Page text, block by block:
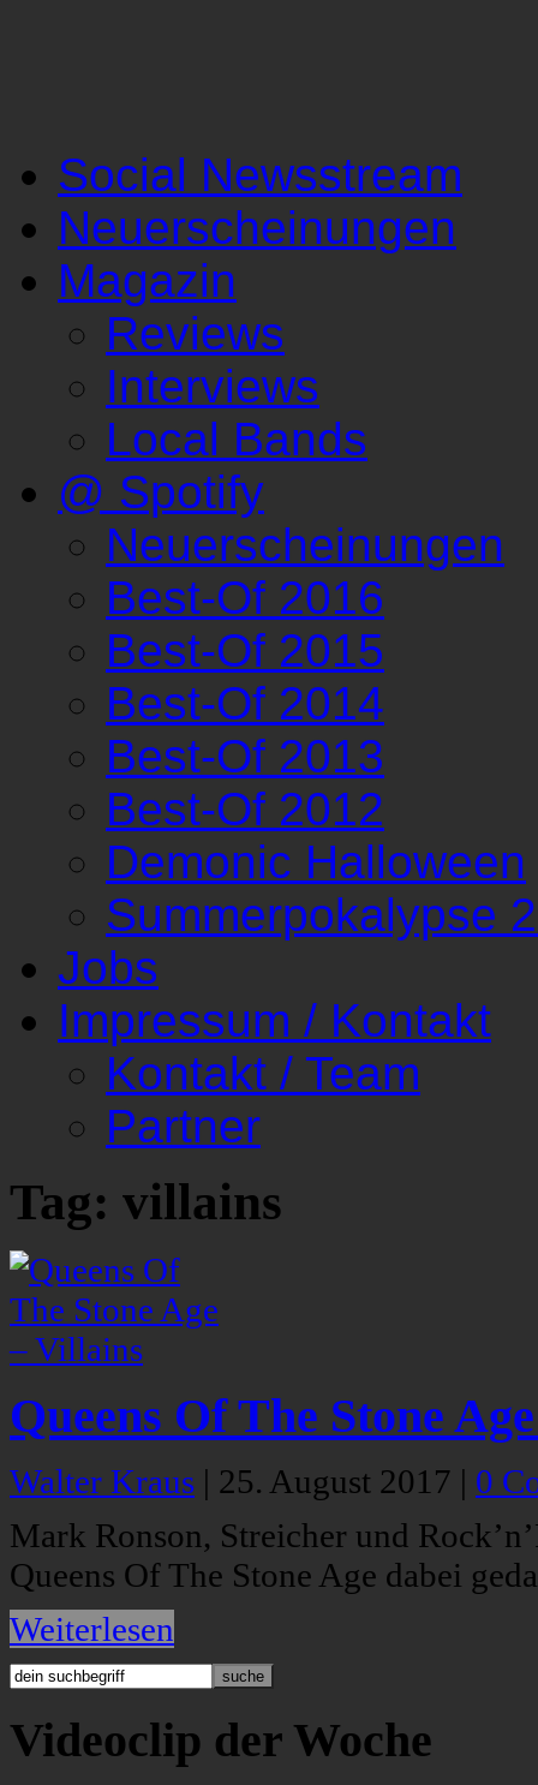
Social Newsstream
Neuerscheinungen
Magazin
Reviews
Interviews
Local Bands
@ Spotify
Neuerscheinungen
Best-Of 2016
Best-Of 2015
Best-Of 2014
Best-Of 2013
Best-Of 2012
Demonic Halloween
Summerpokalypse
Jobs
Impressum / Kontakt
Kontakt / Team
Partner
Tag: villains
Queens Of The Stone
Walter Kraus | 25. August 2017 | 0
Mark Ronson, Streicher und
Queens Of The Stone Age dabei
Weiterlesen
Videoclip der Woche